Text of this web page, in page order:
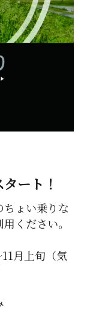
ート！
ょい乗りな
ください。
月上旬（気